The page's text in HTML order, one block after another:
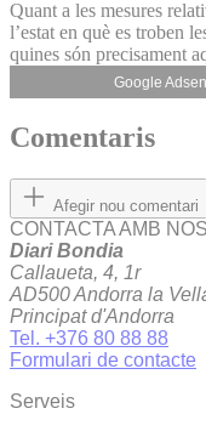
Quant a les mesures
l’estat en què es troben
quines són precisament
Google
Comentaris
Afegir nou comentari
CONTACTA AMB
Diari Bondia
Callaueta, 4, 1r
AD500 Andorra la
Principat d'Andorra
Tel. +376 80 88 88
Formulari de contacte
Serveis